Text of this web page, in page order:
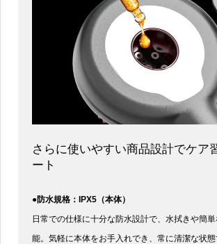
さらに使いやすい商品設計でケア
ート
●防水規格：IPX5（本体）
日常での仕様に十分な防水設計で、水拭きや簡
能。気軽に本体をお手入れでき、常に清潔な状